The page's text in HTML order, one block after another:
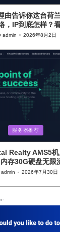
由告诉你这台荷
，IP到底怎样？
admin 2026年8月2日
服务器推荐
Realty AMS5
存30G硬盘无限
admin 2026年7月30日